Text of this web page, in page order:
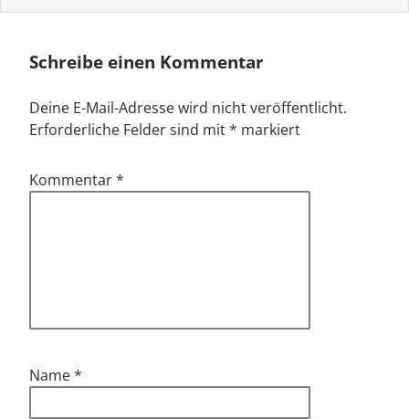
Schreibe einen Kommentar
Deine E-Mail-Adresse wird nicht veröffentlicht.
Erforderliche Felder sind mit* markiert
Kommentar*
Name*